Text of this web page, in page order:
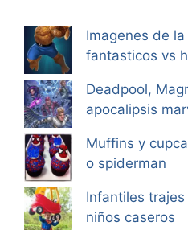
Imagenes de
fantasticos vs
Deadpool,
apocalipsis
Muffins y
o spiderman
Infantiles
niños caseros